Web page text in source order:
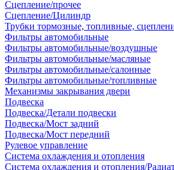
Сцепление/прочее
Сцепление/Цилиндр
Трубки тормозные, топливные,
Фильтры автомобильные
Фильтры автомобильные/воздушные
Фильтры автомобильные/масляные
Фильтры автомобильные/салонные
Фильтры автомобильные/топливные
Механизмы закрывания двери
Подвеска
Подвеска/Детали подвески
Подвеска/Мост задний
Подвеска/Мост передний
Рулевое управление
Система охлаждения и отопления
Система охлаждения и отопления/